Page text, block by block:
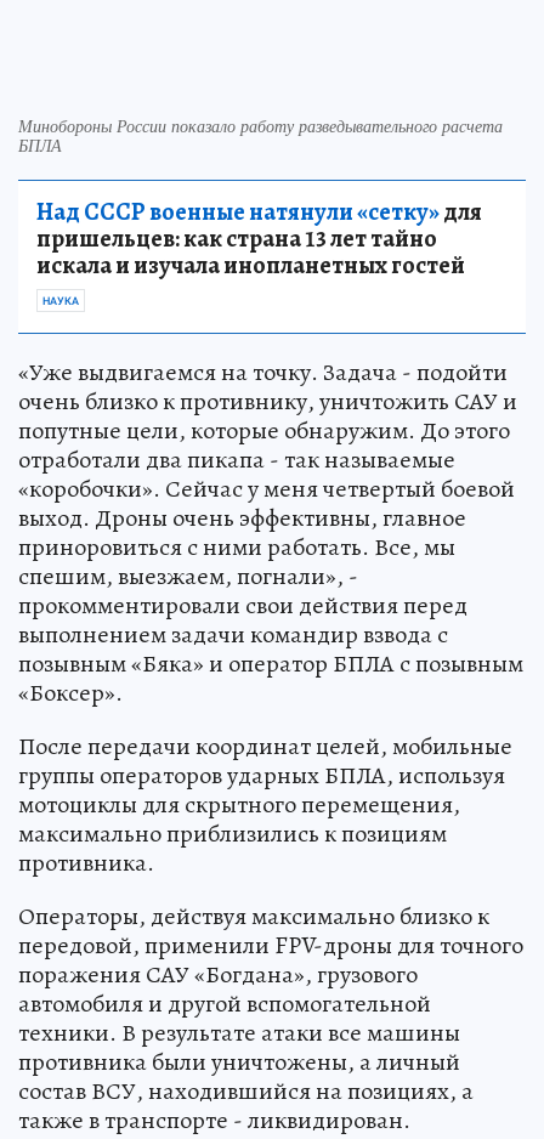
Минобороны России показало работу разведывательного расчета
БПЛА
Над СССР военные натянули «сетку»для
пришельцев: как страна 13 лет тайно
искала и изучала инопланетных гостей
НАУКА
«Уже выдвигаемся на точку. Задача - подойти
очень близко к противнику, уничтожить САУ и
попутные цели, которые обнаружим. До этого
отработали два пикапа - так называемые
«коробочки». Сейчас у меня четвертый боевой
выход. Дроны очень эффективны, главное
приноровиться с ними работать. Все, мы
спешим, выезжаем, погнали», -
прокомментировали свои действия перед
выполнением задачи командир взвода с
позывным «Бяка» и оператор БПЛА с позывным
«Боксер».
После передачи координат целей, мобильные
группы операторов ударных БПЛА, используя
мотоциклы для скрытного перемещения,
максимально приблизились к позициям
противника.
Операторы, действуя максимально близко к
передовой, применили FPV-дроны для точного
поражения САУ «Богдана», грузового
автомобиля и другой вспомогательной
техники. В результате атаки все машины
противника были уничтожены, а личный
состав ВСУ, находившийся на позициях, а
также в транспорте - ликвидирован.